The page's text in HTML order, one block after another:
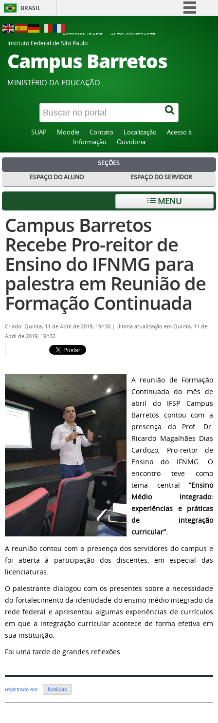
BRASIL
Participe
Acesso à informação
Canais
ACESSIBILIDADE
ALTO CONTRASTE
Instituto Federal de São Paulo
Campus Barretos
MINISTÉRIO DA EDUCAÇÃO
SUAP Moodle Contato Localização
Acesso à
Informação
Ouvidoria
SEÇÕES
ESPAÇO DO ALUNO
ESPAÇO DO SERVIDOR
MENU
Campus Barretos
Recebe Pro-reitor de
Ensino do IFNMG para
palestra em Reunião de
Formação Continuada
Criado: Quinta, 11 de Abril de 2019, 19h30 | Última atualização em Quinta, 11 de
Abril de 2019, 19h32
A reunião de Formação
Continuada do mês de
abril do IFSP Campus
Barretos contou com a
presença do Prof. Dr.
Ricardo Magalhães Dias
Cardozo, Pro-reitor de
Ensino do IFNMG. O
encontro teve como
tema central “Ensino
Médio Integrado:
experiências e práticas
de integração
curricular”.
A reunião contou com a presença dos servidores do campus e
foi aberta à participação dos discentes, em especial das
licenciaturas.
O palestrante dialogou com os presentes sobre a necessidade
do fortalecimento da identidade do ensino médio integrado da
rede federal e apresentou algumas experiências de currículos
em que a integração curricular acontece de forma efetiva em
sua instituição.
Foi uma tarde de grandes reflexões.
registrado em: Notícias